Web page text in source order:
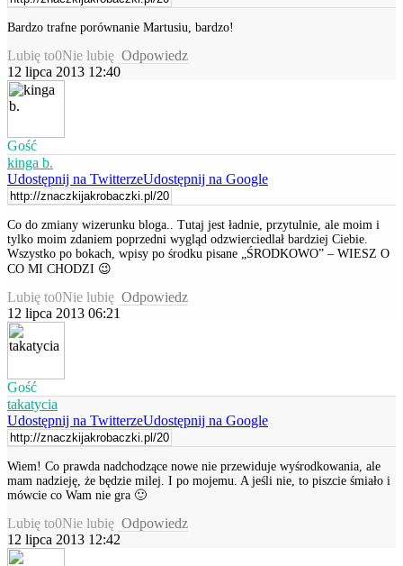
Bardzo trafne porównanie Martusiu, bardzo!
Lubię to0Nie lubię Odpowiedz
12 lipca 2013 12:40
Gość
kinga b.
Udostępnij na TwitterzeUdostępnij na Google
Co do zmiany wizerunku bloga.. Tutaj jest ładnie, przytulnie, ale moim i
tylko moim zdaniem poprzedni wygląd odzwierciedlał bardziej Ciebie.
Wszystko po bokach, wpisy po środku pisane „ŚRODKOWO” – WIESZ O
CO MI CHODZI 😉
Lubię to0Nie lubię Odpowiedz
12 lipca 2013 06:21
Gość
takatycia
Udostępnij na TwitterzeUdostępnij na Google
Wiem! Co prawda nadchodzące nowe nie przewiduje wyśrodkowania, ale
mam nadzieję, że będzie milej. I po mojemu. A jeśli nie, to piszcie śmiało i
mówcie co Wam nie gra 🙂
Lubię to0Nie lubię Odpowiedz
12 lipca 2013 12:42